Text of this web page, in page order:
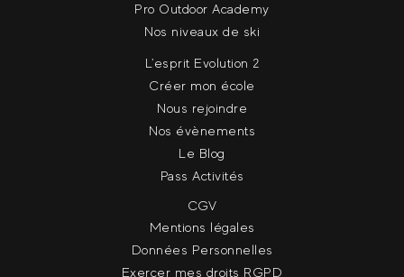
Pro Outdoor Academy
Nos niveaux de ski
L'esprit Evolution 2
Créer mon école
Nous rejoindre
Nos évènements
Le Blog
Pass Activités
CGV
Mentions légales
Données Personnelles
Exercer mes droits RGPD